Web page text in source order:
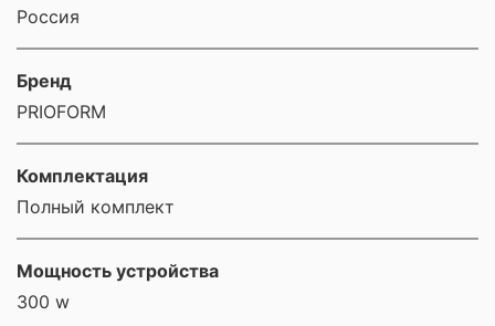
Россия
Бренд
PRIOFORM
Комплектация
Полный комплект
Мощность устройства
300 w